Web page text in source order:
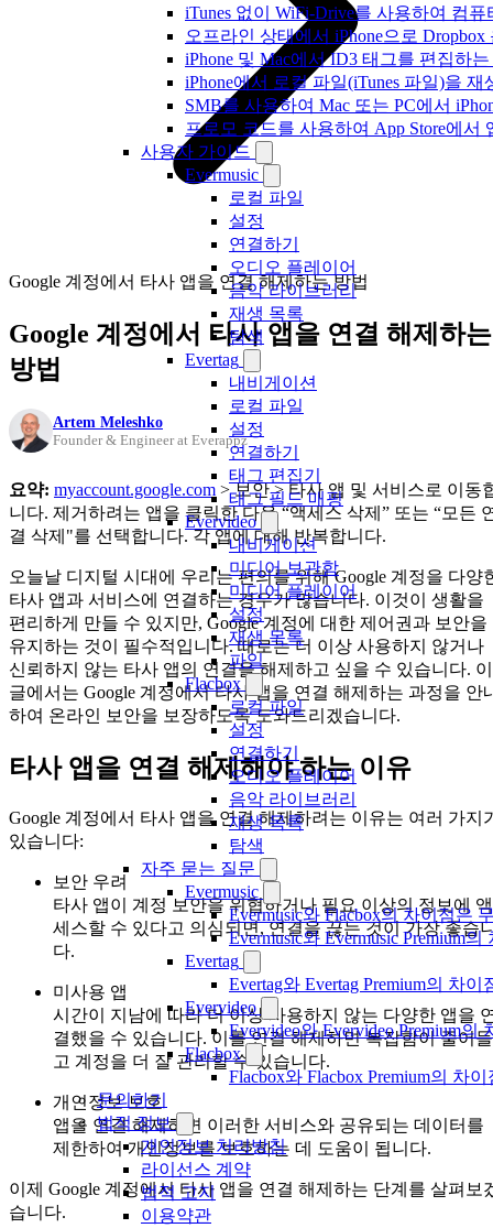
iTunes 없이 WiFi-Drive를 사용하여 컴
오프라인 상태에서 iPhone으로
iPhone 및 Mac에서 ID3 태그를 편집하
iPhone에서 로컬 파일(iTunes 파일)을 재
SMB를 사용하여 Mac 또는 PC에서
프로모 코드를 사용하여 App Store에
사용자 가이드
Evermusic
로컬 파일
설정
연결하기
오디오 플레이어
음악 라이브러리
재생 목록
탐색
Evertag
내비게이션
로컬 파일
설정
연결하기
태그 편집기
태그 필드 매핑
Evervideo
내비게이션
미디어 보관함
미디어 플레이어
설정
재생 목록
파일
Flacbox
로컬 파일
설정
연결하기
오디오 플레이어
음악 라이브러리
재생 목록
탐색
자주 묻는 질문
Evermusic
Evermusic와 Flacbox의 차이점은
Evermusic와 Evermusic Premium의
Evertag
Evertag와 Evertag Premium의 차
Evervideo
Evervideo와 Evervideo Premium의
Flacbox
Flacbox와 Flacbox Premium의 차
문의하기
법적 정보
개인정보 처리방침
라이선스 계약
법적 고지
이용약관
Google 계정에서 타사 앱을 연결 해제하는 방법
Google 계정에서 타사 앱을 연결 해제하는
방법
Artem Meleshko
Founder & Engineer at Everappz
요약: myaccount.google.com > 보안 > 타사 앱 및 서비스로 이동
니다. 제거하려는 앱을 클릭한 다음 “액세스 삭제” 또는 “모든
결 삭제"를 선택합니다. 각 앱에 대해 반복합니다.
오늘날 디지털 시대에 우리는 편의를 위해 Google 계정을 다양
타사 앱과 서비스에 연결하는 경우가 많습니다. 이것이 생활을
편리하게 만들 수 있지만, Google 계정에 대한 제어권과 보안을
유지하는 것이 필수적입니다. 때로는 더 이상 사용하지 않거나
신뢰하지 않는 타사 앱의 연결을 해제하고 싶을 수 있습니다. 이
글에서는 Google 계정에서 타사 앱을 연결 해제하는 과정을 안
하여 온라인 보안을 보장하도록 도와드리겠습니다.
타사 앱을 연결 해제해야 하는 이유
Google 계정에서 타사 앱을 연결 해제하려는 이유는 여러 가지
있습니다:
보안 우려
타사 앱이 계정 보안을 위협하거나 필요 이상의 정보에 액
세스할 수 있다고 의심되면, 연결을 끊는 것이 가장 좋습
다.
미사용 앱
시간이 지남에 따라 더 이상 사용하지 않는 다양한 앱을
결했을 수 있습니다. 이를 연결 해제하면 복잡함이 줄어들
고 계정을 더 잘 관리할 수 있습니다.
개인정보 보호
앱을 연결 해제하면 이러한 서비스와 공유되는 데이터를
제한하여 개인정보를 보호하는 데 도움이 됩니다.
이제 Google 계정에서 타사 앱을 연결 해제하는 단계를 살펴보
습니다.